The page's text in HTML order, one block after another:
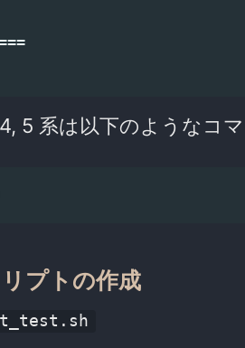
5 系は以下のようなコマ
プトの作成